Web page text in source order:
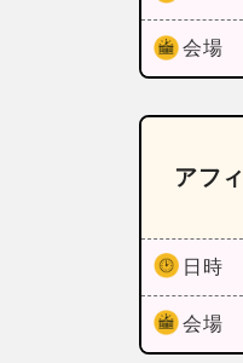
会場
アフ
日時
会場